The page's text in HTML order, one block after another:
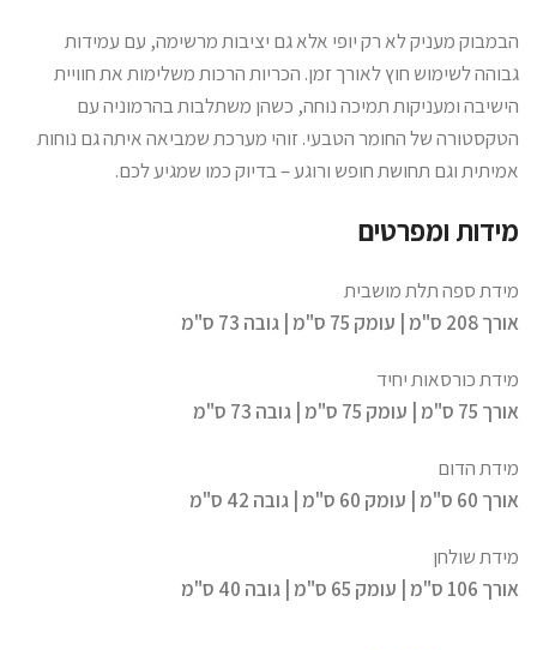
הבמבוק מעניק לא רק יופי אלא גם יציבות מרשימה, עם עמידות
גבוהה לשימוש חוץ לאורך זמן. הכריות הרכות משלימות את חוויית
הישיבה ומעניקות תמיכה נוחה, כשהן משתלבות בהרמוניה עם
הטקסטורה של החומר הטבעי. זוהי מערכת שמביאה איתה גם נוחות
אמיתית וגם תחושת חופש ורוגע – בדיוק כמו שמגיע לכם.
מידות ומפרטים
מידת ספה תלת מושבית
אורך 208 ס"מ | עומק 75 ס"מ | גובה 73 ס"מ
מידת כורסאות יחיד
אורך 75 ס"מ | עומק 75 ס"מ | גובה 73 ס"מ
מידת הדום
אורך 60 ס"מ | עומק 60 ס"מ | גובה 42 ס"מ
מידת שולחן
אורך 106 ס"מ | עומק 65 ס"מ | גובה 40 ס"מ